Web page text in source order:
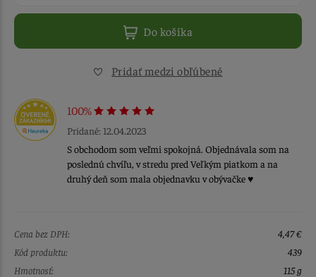
Do košíka
Pridať medzi obľúbené
100%
Pridané: 12.04.2023
S obchodom som veľmi spokojná. Objednávala som na
poslednú chvíľu, v stredu pred Veľkým piatkom a na
druhý deň som mala objednavku v obývačke ♥️
Cena bez DPH:
4,47 €
Kód produktu:
439
Hmotnosť:
115 g